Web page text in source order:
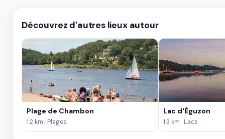
Découvrez d'autres lieux autour
Plage de Chambon
1.2 km · Plages
Lac d'Éguzon
1.3 km · Lacs